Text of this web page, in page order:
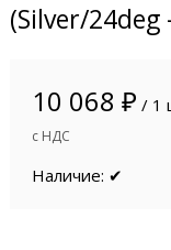
(Silver/
10 068 ₽ / 1
с НДС
Наличие: ✔